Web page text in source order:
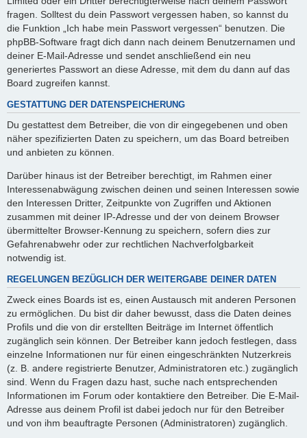
fragen. Solltest du dein Passwort vergessen haben, so kannst du
die Funktion „Ich habe mein Passwort vergessen“ benutzen. Die
phpBB-Software fragt dich dann nach deinem Benutzernamen und
deiner E-Mail-Adresse und sendet anschließend ein neu
generiertes Passwort an diese Adresse, mit dem du dann auf das
Board zugreifen kannst.
GESTATTUNG DER DATENSPEICHERUNG
Du gestattest dem Betreiber, die von dir eingegebenen und oben
näher spezifizierten Daten zu speichern, um das Board betreiben
und anbieten zu können.
Darüber hinaus ist der Betreiber berechtigt, im Rahmen einer
Interessenabwägung zwischen deinen und seinen Interessen sowie
den Interessen Dritter, Zeitpunkte von Zugriffen und Aktionen
zusammen mit deiner IP-Adresse und der von deinem Browser
übermittelter Browser-Kennung zu speichern, sofern dies zur
Gefahrenabwehr oder zur rechtlichen Nachverfolgbarkeit
notwendig ist.
REGELUNGEN BEZÜGLICH DER WEITERGABE DEINER DATEN
Zweck eines Boards ist es, einen Austausch mit anderen Personen
zu ermöglichen. Du bist dir daher bewusst, dass die Daten deines
Profils und die von dir erstellten Beiträge im Internet öffentlich
zugänglich sein können. Der Betreiber kann jedoch festlegen, dass
einzelne Informationen nur für einen eingeschränkten Nutzerkreis
(z. B. andere registrierte Benutzer, Administratoren etc.) zugänglich
sind. Wenn du Fragen dazu hast, suche nach entsprechenden
Informationen im Forum oder kontaktiere den Betreiber. Die E-Mail-
Adresse aus deinem Profil ist dabei jedoch nur für den Betreiber
und von ihm beauftragte Personen (Administratoren) zugänglich.